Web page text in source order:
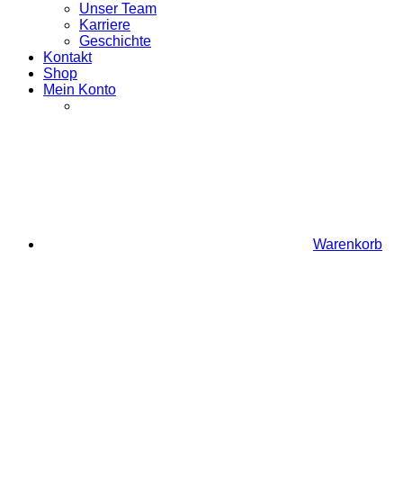
Unser Team
Karriere
Geschichte
Kontakt
Shop
Mein Konto
Warenkorb